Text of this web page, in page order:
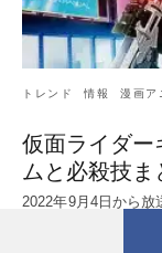
トレンド 情報 漫画ア
仮面ライダー
ムと必殺技ま
2022年9月4日から放